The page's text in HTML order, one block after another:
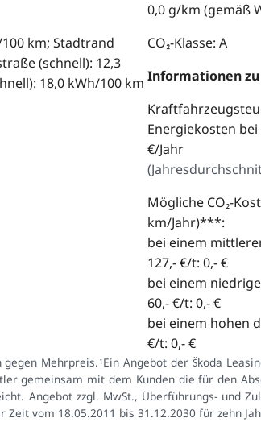
km; Stadtrand
(schnell): 12,3
18,0 kWh/100 km
0,0 g/km (gemäß
CO₂-Klasse: A
Informationen
Energiekosten
€/Jahr
(
Mögliche CO₂-
km/Jahr)***:
bei einem
127,- €/t: 0,- €
bei einem
60,- €/t: 0,- €
bei einem hohen
€/t: 0,- €
gegen Mehrpreis. 1Ein Angebot der Škoda
gemeinsam mit dem Kunden die für den
Angebot zzgl. MwSt., Überführungs- und
Zeit vom 18.05.2011 bis 31.12.2030 für zehn